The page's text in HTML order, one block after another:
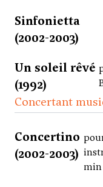
Sinfonietta
(2002-2003)
Un soleil rêvé
(1992)
Concertant
Concertino
(2002-2003)
min